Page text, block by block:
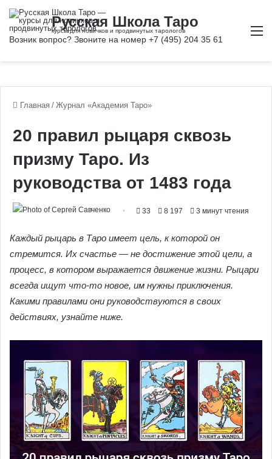
Главная / Журнал «Академия Таро»
20 правил рыцаря сквозь
призму Таро. Из
руководства от 1483 года
33 8 197 3 минут чтения
Каждый рыцарь в Таро имеет цель, к которой он
стремится. Их счастье — не достижение этой цели, а
процесс, в котором выражается движение жизни. Рыцари
всегда ищут что-то новое, им нужны приключения.
Какими правилами они руководствуются в своих
действиях, узнайте ниже.